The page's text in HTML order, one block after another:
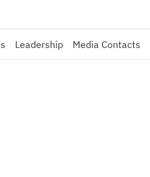
Leadership Media Contacts